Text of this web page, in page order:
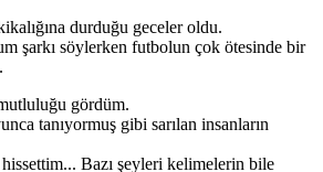
durduğu geceler oldu.
şarkı söylerken futbolun çok ötesinde bir
gördüm.
tanıyormuş gibi sarılan insanların
Bazı şeyleri kelimelerin bile